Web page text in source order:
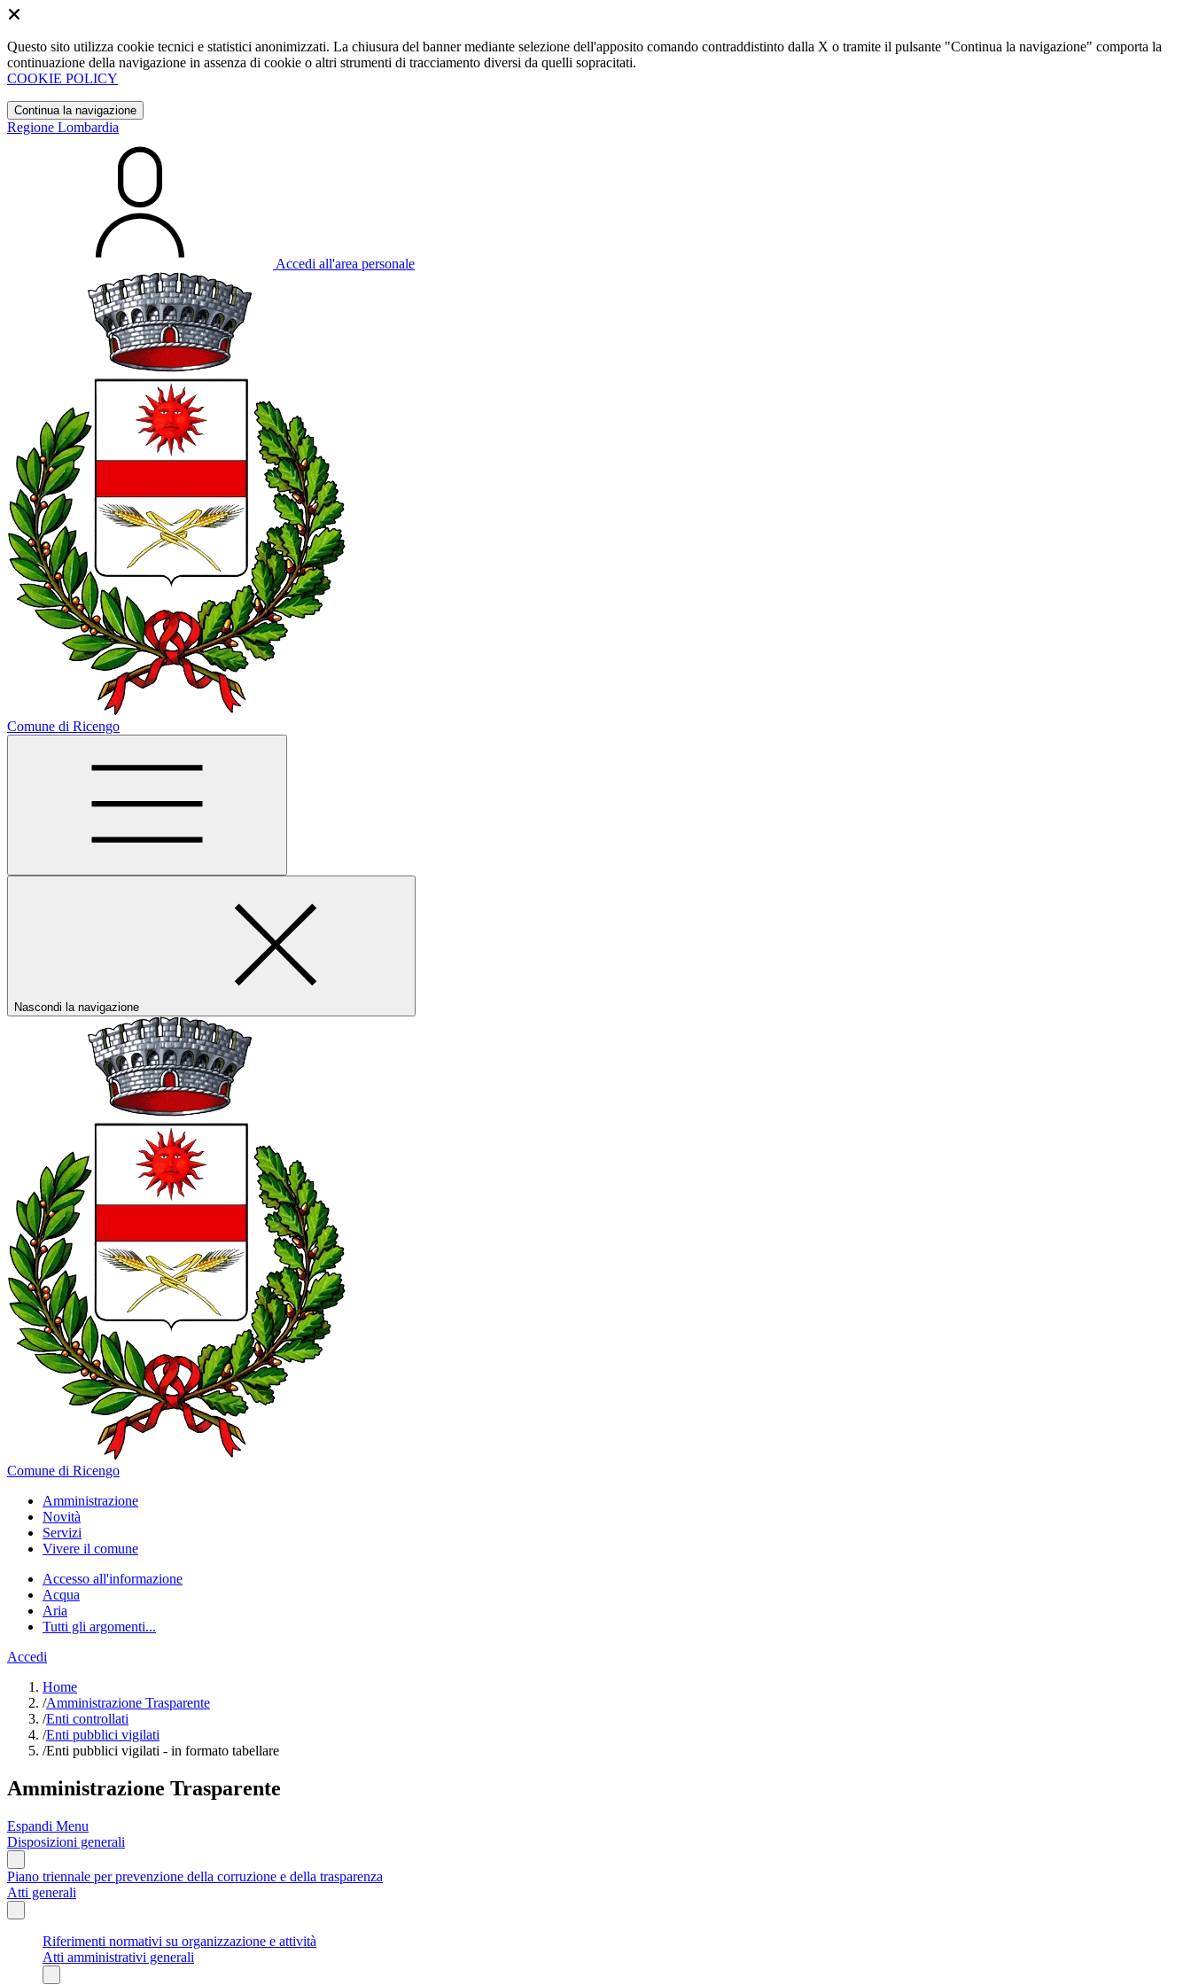
Questo sito utilizza cookie tecnici e statistici anonimizzati. La chiusura del banner mediante selezione dell'apposito comando contraddistinto dalla X o tramite il pulsante "Continua la navigazione" comporta la
continuazione della navigazione in assenza di cookie o altri strumenti di tracciamento diversi da quelli sopracitati.
COOKIE POLICY
Continua la navigazione
Regione Lombardia
Accedi all'area personale
Comune di Ricengo
Nascondi la navigazione
Comune di Ricengo
Amministrazione
Novità
Servizi
Vivere il comune
Accesso all'informazione
Acqua
Aria
Tutti gli argomenti...
Accedi
Home
/Amministrazione Trasparente
/Enti controllati
/Enti pubblici vigilati
/Enti pubblici vigilati - in formato tabellare
Amministrazione Trasparente
Espandi Menu
Disposizioni generali
Piano triennale per prevenzione della corruzione e della trasparenza
Atti generali
Riferimenti normativi su organizzazione e attività
Atti amministrativi generali